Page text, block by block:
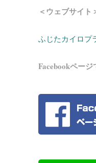
＜ウェブサイト
ふじたカイロプ
Facebookページ